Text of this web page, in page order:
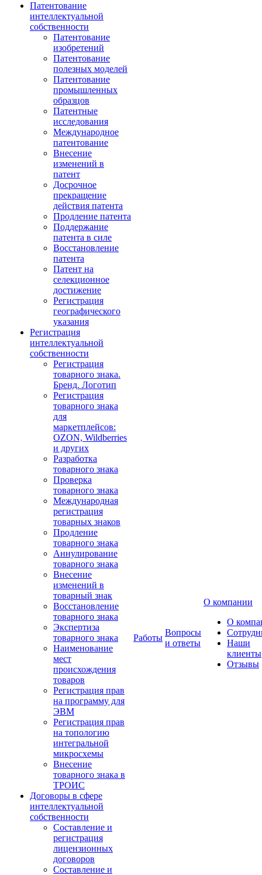
Патентование
интеллектуальной
собственности
Патентование
изобретений
Патентование
полезных моделей
Патентование
промышленных
образцов
Патентные
исследования
Международное
патентование
Внесение
изменений в
патент
Досрочное
прекращение
действия патента
Продление патента
Поддержание
патента в силе
Восстановление
патента
Патент на
селекционное
достижение
Регистрация
географического
указания
Регистрация
интеллектуальной
собственности
Регистрация
товарного знака.
Бренд. Логотип
Регистрация
товарного знака
для
маркетплейсов:
OZON, Wildberries
и других
Разработка
товарного знака
Проверка
товарного знака
Международная
регистрация
товарных знаков
Продление
товарного знака
Аннулирование
товарного знака
Внесение
изменений в
товарный знак
Восстановление
товарного знака
Экспертиза
товарного знака
Наименование
мест
происхождения
товаров
Регистрация прав
на программу для
ЭВМ
Регистрация прав
на топологию
интегральной
микросхемы
Внесение
товарного знака в
ТРОИС
Договоры в сфере
интеллектуальной
собственности
Составление и
регистрация
лицензионных
договоров
Составление и
Работы
Вопросы
и ответы
О компании
О
Наши
клиенты
Отзывы